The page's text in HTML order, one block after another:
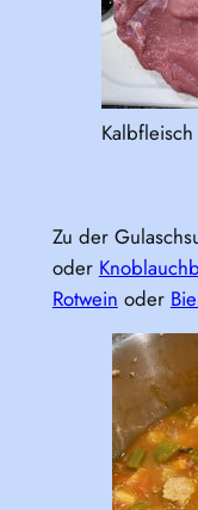
Zu der
oder
Rotwein oder